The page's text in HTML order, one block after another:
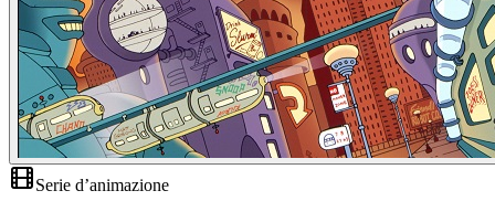
Serie d’animazione